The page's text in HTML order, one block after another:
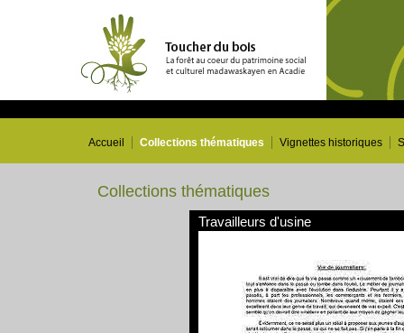
Accueil Collections thématiques Vignettes historiques
Collections thématiques
Travailleurs d'usine